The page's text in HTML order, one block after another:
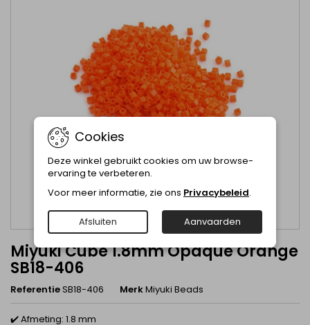
Miyuki Cube 1.8mm Opaque Orange
SB18-406
ReferentieSB18-406 MerkMiyuki Beads
✔️ Afmeting: 1.8 mm
Cookies
Deze winkel gebruikt cookies om uw browse-
ervaring te verbeteren.
Voor meer informatie, zie ons Privacybeleid.
Afsluiten Aanvaarden